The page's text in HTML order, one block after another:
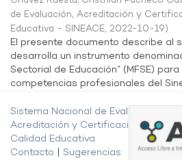
de Evaluación, Acreditación y
Educativa - SINEACE, 2022-10-19)
El presente documento describe al
desarrolla un instrumento
Sectorial de Educación” (MFSE)
competencias profesionales del
Sistema Nacional de Evaluación,
Acreditación y Certificación de la
Calidad Educativa
Contacto
Sugerencias